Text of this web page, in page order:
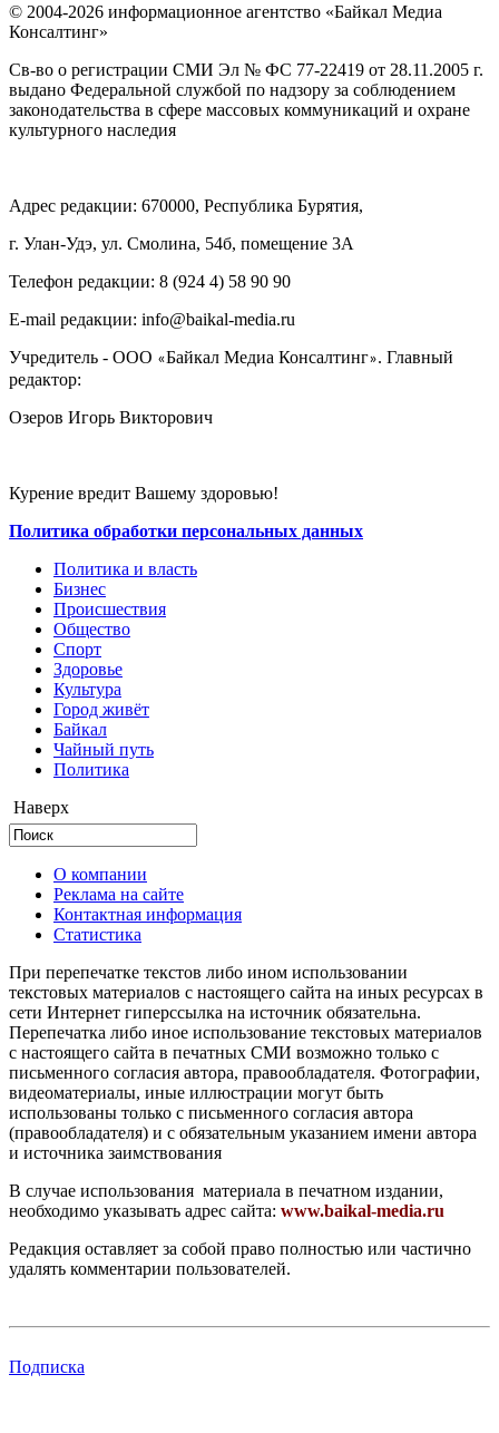
© 2004-2026 информационное агентство «Байкал Медиа
Консалтинг»
Св-во о регистрации СМИ Эл № ФС 77-22419 от 28.11.2005 г.
выдано Федеральной службой по надзору за соблюдением
законодательства в сфере массовых коммуникаций и охране
культурного наследия
Адрес редакции: 670000, Республика Бурятия,
г. Улан-Удэ, ул. Смолина, 54б, помещение 3А
Телефон редакции: ‎‎8 (924 4) 58 90 90
E-mail редакции: info@baikal-media.ru
Учредитель - ООО «Байкал Медиа Консалтинг». Главный
редактор:
Озеров Игорь Викторович
Курение вредит Вашему здоровью!
Политика обработки персональных данных
Политика и власть
Бизнес
Происшествия
Общество
Cпорт
Здоровье
Культура
Город живёт
Байкал
Чайный путь
Политика
Наверх
О компании
Реклама на сайте
Контактная информация
Статистика
При перепечатке текстов либо ином использовании
текстовых материалов с настоящего сайта на иных ресурсах в
сети Интернет гиперссылка на источник обязательна.
Перепечатка либо иное использование текстовых материалов
с настоящего сайта в печатных СМИ возможно только с
письменного согласия автора, правообладателя. Фотографии,
видеоматериалы, иные иллюстрации могут быть
использованы только с письменного согласия автора
(правообладателя) и с обязательным указанием имени автора
и источника заимствования
В случае использования материала в печатном издании,
необходимо указывать адрес сайта: www.baikal-media.ru
Редакция оставляет за собой право полностью или частично
удалять комментарии пользователей.
Подписка